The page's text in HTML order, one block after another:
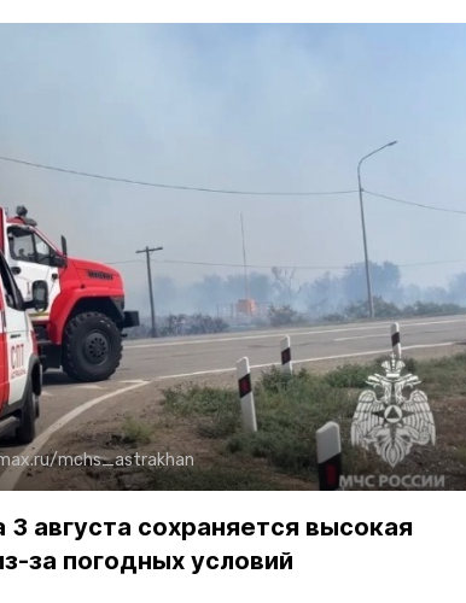
mchs_astrakhan
августа сохраняется высокая
за погодных условий